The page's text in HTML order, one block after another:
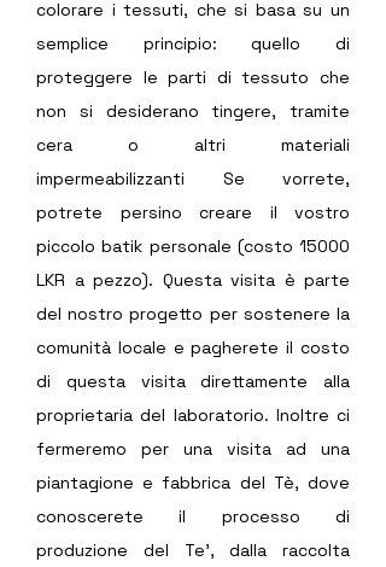
colorare i tessuti, che si basa su un
semplice principio: quello di
proteggere le parti di tessuto che
non si desiderano tingere, tramite
cera o altri materiali
impermeabilizzanti Se vorrete,
potrete persino creare il vostro
piccolo batik personale (costo 15000
LKR a pezzo). Questa visita è parte
del nostro progetto per sostenere la
comunità locale e pagherete il costo
di questa visita direttamente alla
proprietaria del laboratorio. Inoltre ci
fermeremo per una visita ad una
piantagione e fabbrica del Tè, dove
conoscerete il processo di
produzione del Te', dalla raccolta